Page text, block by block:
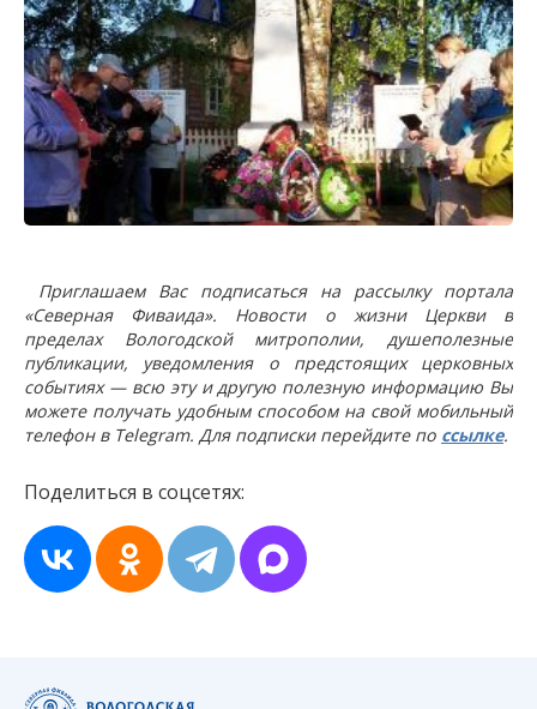
Приглашаем Вас подписаться на рассылку портала
«Северная Фиваида». Новости о жизни Церкви в
пределах Вологодской митрополии, душеполезные
публикации, уведомления о предстоящих церковных
событиях — всю эту и другую полезную информацию Вы
можете получать удобным способом на свой мобильный
телефон в Telegram. Для подписки перейдите по ссылке.
Поделиться в соцсетях: